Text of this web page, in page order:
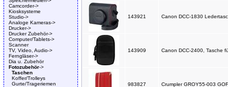
Camcorder->
Kiosksysteme
Studio->
Analoge Kameras->
Drucker->
Drucker Zubehör->
Computer/Tablets->
Scanner
TV, Video, Audio->
Ferngläser->
Dia u. Zubehör
Fotozubehör->
Taschen
Koffer/Trolleys
Gurte/Trageriemen
143921 Canon DCC-1830
143909 Canon DCC-2400, Tasche
983827 Crumpler GROY55-003